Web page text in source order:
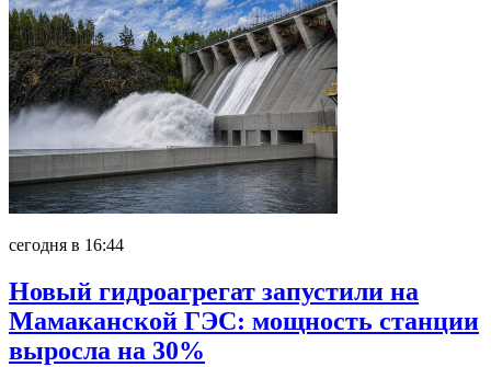
сегодня в 16:44
Новый гидроагрегат запустили на
Мамаканской ГЭС: мощность станции
выросла на 30%